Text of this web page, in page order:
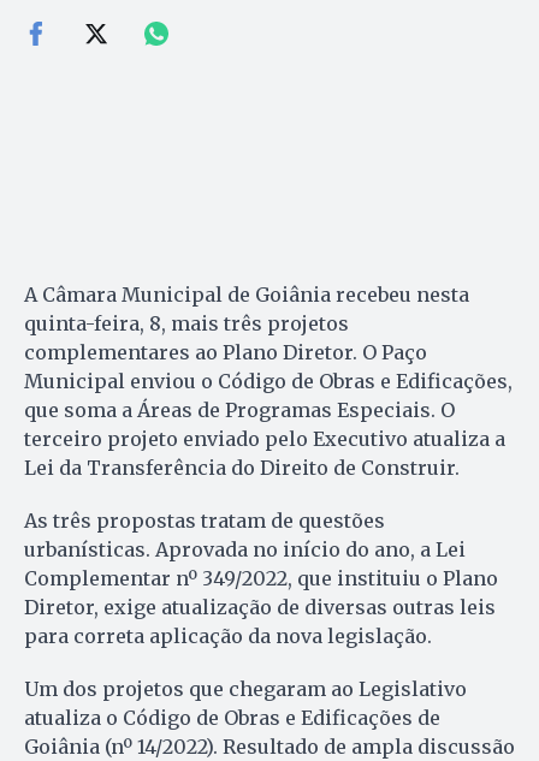
A Câmara Municipal de Goiânia recebeu nesta
quinta-feira, 8, mais três projetos
complementares ao Plano Diretor. O Paço
Municipal enviou o Código de Obras e Edificações,
que soma a Áreas de Programas Especiais. O
terceiro projeto enviado pelo Executivo atualiza a
Lei da Transferência do Direito de Construir.
As três propostas tratam de questões
urbanísticas. Aprovada no início do ano, a Lei
Complementar nº 349/2022, que instituiu o Plano
Diretor, exige atualização de diversas outras leis
para correta aplicação da nova legislação.
Um dos projetos que chegaram ao Legislativo
atualiza o Código de Obras e Edificações de
Goiânia (nº 14/2022). Resultado de ampla discussão